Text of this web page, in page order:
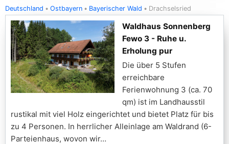
Deutschland Ostbayern Bayerischer Wald Drachselsried
Waldhaus Sonnenberg
Fewo 3 - Ruhe u.
Erholung pur
Die über 5 Stufen
erreichbare
Ferienwohnung 3 (ca. 70
qm) ist im Landhausstil
rustikal mit viel Holz eingerichtet und bietet Platz für bis
zu 4 Personen. In herrlicher Alleinlage am Waldrand (6-
Parteienhaus, wovon wir